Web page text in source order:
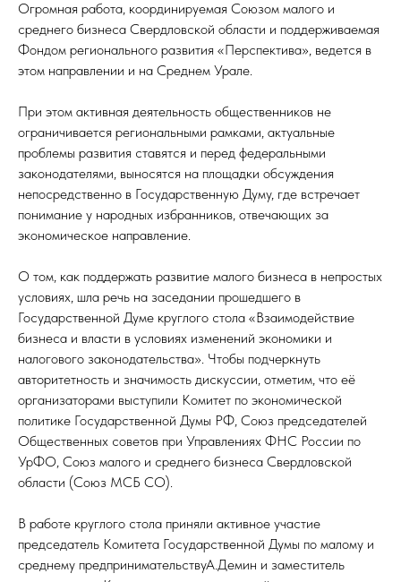
Огромная работа, координируемая Союзом малого и
среднего бизнеса Свердловской области и поддерживаемая
Фондом регионального развития «Перспектива», ведется в
этом направлении и на Среднем Урале.
При этом активная деятельность общественников не
ограничивается региональными рамками, актуальные
проблемы развития ставятся и перед федеральными
законодателями, выносятся на площадки обсуждения
непосредственно в Государственную Думу, где встречает
понимание у народных избранников, отвечающих за
экономическое направление.
О том, как поддержать развитие малого бизнеса в непростых
условиях, шла речь на заседании прошедшего в
Государственной Думе круглого стола «Взаимодействие
бизнеса и власти в условиях изменений экономики и
налогового законодательства». Чтобы подчеркнуть
авторитетность и значимость дискуссии, отметим, что её
организаторами выступили Комитет по экономической
политике Государственной Думы РФ, Союз председателей
Общественных советов при Управлениях ФНС России по
УрФО, Союз малого и среднего бизнеса Свердловской
области (Союз МСБ СО).
В работе круглого стола приняли активное участие
председатель Комитета Государственной Думы по малому и
среднему предпринимательствуА.Демин и заместитель